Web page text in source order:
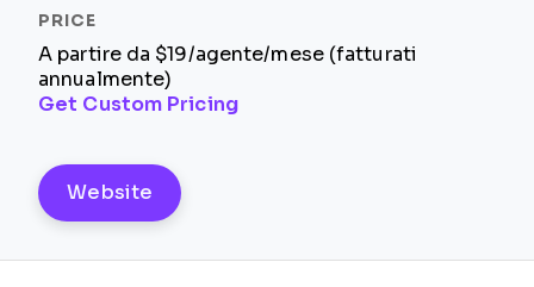
A partire da $19/agente/mese (fatturati
annualmente)
Get Custom Pricing
Website